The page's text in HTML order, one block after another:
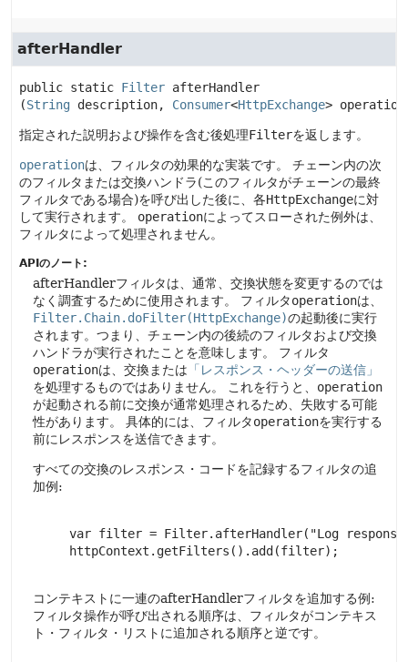
afterHandler
public static Filter afterHandler
(String description, Consumer<HttpExchange>
指定された説明および操作を含む後処理Filterを返します。
operationは、フィルタの効果的な実装です。
チェーン内の次
のフィルタまたは交換ハンドラ(このフィルタがチェーンの最終
フィルタである場合)を呼び出した後に、各HttpExchangeに対
して実行されます。
operationによってスローされた例外は、
フィルタによって処理されません。
APIのノート:
afterHandlerフィルタは、通常、交換状態を変更するのでは
なく調査するために使用されます。
フィルタoperationは、
Filter.Chain.doFilter(HttpExchange)の起動後に実行
されます。つまり、チェーン内の後続のフィルタおよび交換
ハンドラが実行されたことを意味します。
フィルタ
operationは、交換または 「レスポンス・ヘッダーの送信」
を処理するものではありません。
これを行うと、 operation
が起動される前に交換が通常処理されるため、失敗する可能
性があります。
具体的には、フィルタoperationを実行する
前にレスポンスを送信できます。
すべての交換のレスポンス・コードを記録するフィルタの追
加例:
var filter = Filter.afterHandler("Log
     httpContext.getFilters().add(filter);
コンテキストに一連のafterHandlerフィルタを追加する例:
フィルタ操作が呼び出される順序は、フィルタがコンテキス
ト・フィルタ・リストに追加される順序と逆です。